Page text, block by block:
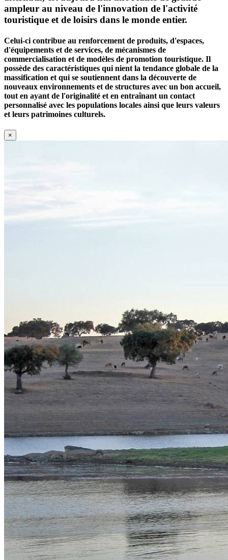
ampleur au niveau de l'innovation de l'activité
touristique et de loisirs dans le monde entier.
Celui-ci contribue au renforcement de produits, d'espaces,
d'équipements et de services, de mécanismes de
commercialisation et de modèles de promotion touristique. Il
possède des caractéristiques qui nient la tendance globale de la
massification et qui se soutiennent dans la découverte de
nouveaux environnements et de structures avec un bon accueil,
tout en ayant de l'originalité et en entraînant un contact
personnalisé avec les populations locales ainsi que leurs valeurs
et leurs patrimoines culturels.
×